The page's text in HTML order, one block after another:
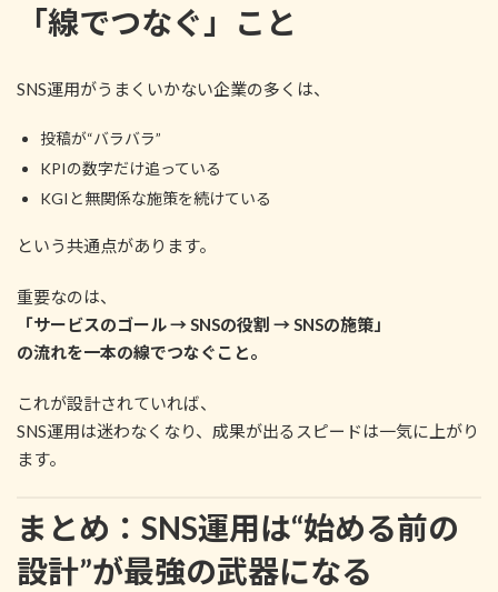
「線でつなぐ」こと
SNS運用がうまくいかない企業の多くは、
投稿が“バラバラ”
KPIの数字だけ追っている
KGIと無関係な施策を続けている
という共通点があります。
重要なのは、
「サービスのゴール → SNSの役割 → SNSの施策」
の流れを一本の線でつなぐこと。
これが設計されていれば、
SNS運用は迷わなくなり、成果が出るスピードは一気に上がり
ます。
まとめ：SNS運用は“始める前の
設計”が最強の武器になる